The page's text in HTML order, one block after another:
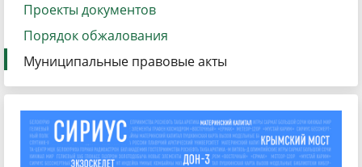
Проекты документов
Порядок обжалования
Муниципальные правовые акты